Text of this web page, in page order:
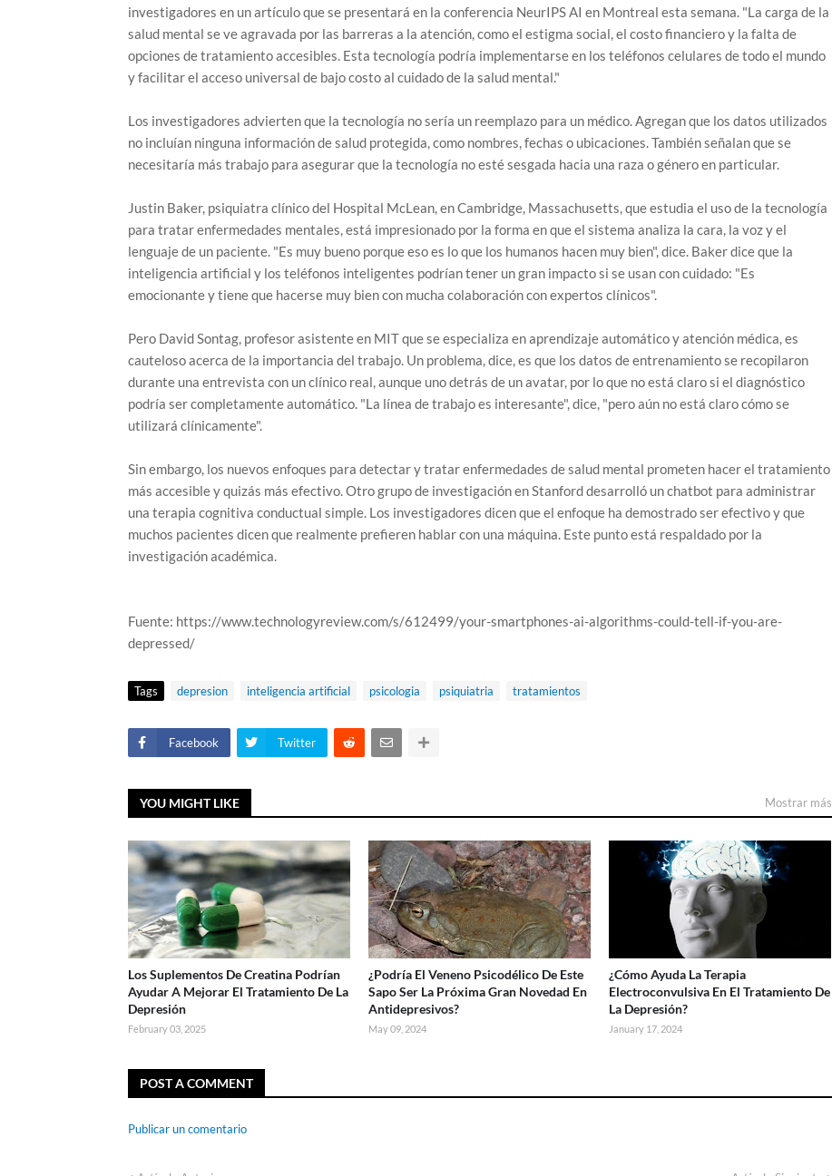
investigadores en un artículo que se presentará en la conferencia NeurIPS AI en Montreal esta semana. "La carga de la
salud mental se ve agravada por las barreras a la atención, como el estigma social, el costo financiero y la falta de
opciones de tratamiento accesibles. Esta tecnología podría implementarse en los teléfonos celulares de todo el mundo
y facilitar el acceso universal de bajo costo al cuidado de la salud mental."
Los investigadores advierten que la tecnología no sería un reemplazo para un médico. Agregan que los datos utilizados
no incluían ninguna información de salud protegida, como nombres, fechas o ubicaciones. También señalan que se
necesitaría más trabajo para asegurar que la tecnología no esté sesgada hacia una raza o género en particular.
Justin Baker, psiquiatra clínico del Hospital McLean, en Cambridge, Massachusetts, que estudia el uso de la tecnología
para tratar enfermedades mentales, está impresionado por la forma en que el sistema analiza la cara, la voz y el
lenguaje de un paciente. "Es muy bueno porque eso es lo que los humanos hacen muy bien", dice. Baker dice que la
inteligencia artificial y los teléfonos inteligentes podrían tener un gran impacto si se usan con cuidado: "Es
emocionante y tiene que hacerse muy bien con mucha colaboración con expertos clínicos".
Pero David Sontag, profesor asistente en MIT que se especializa en aprendizaje automático y atención médica, es
cauteloso acerca de la importancia del trabajo. Un problema, dice, es que los datos de entrenamiento se recopilaron
durante una entrevista con un clínico real, aunque uno detrás de un avatar, por lo que no está claro si el diagnóstico
podría ser completamente automático. "La línea de trabajo es interesante", dice, "pero aún no está claro cómo se
utilizará clínicamente".
Sin embargo, los nuevos enfoques para detectar y tratar enfermedades de salud mental prometen hacer el tratamiento
más accesible y quizás más efectivo. Otro grupo de investigación en Stanford desarrolló un chatbot para administrar
una terapia cognitiva conductual simple. Los investigadores dicen que el enfoque ha demostrado ser efectivo y que
muchos pacientes dicen que realmente prefieren hablar con una máquina. Este punto está respaldado por la
investigación académica.
Fuente: https://www.technologyreview.com/s/612499/your-smartphones-ai-algorithms-could-tell-if-you-are-
depressed/
Tags depresion inteligencia artificial psicologia psiquiatria tratamientos
Facebook Twitter
YOU MIGHT LIKE Mostrar más
Los Suplementos De Creatina Podrían
Ayudar A Mejorar El Tratamiento De La
Depresión
February 03, 2025
¿Podría El Veneno Psicodélico De Este
Sapo Ser La Próxima Gran Novedad En
Antidepresivos?
May 09, 2024
¿Cómo Ayuda La Terapia
Electroconvulsiva En El Tratamiento De
La Depresión?
January 17, 2024
POST A COMMENT
Publicar un comentario